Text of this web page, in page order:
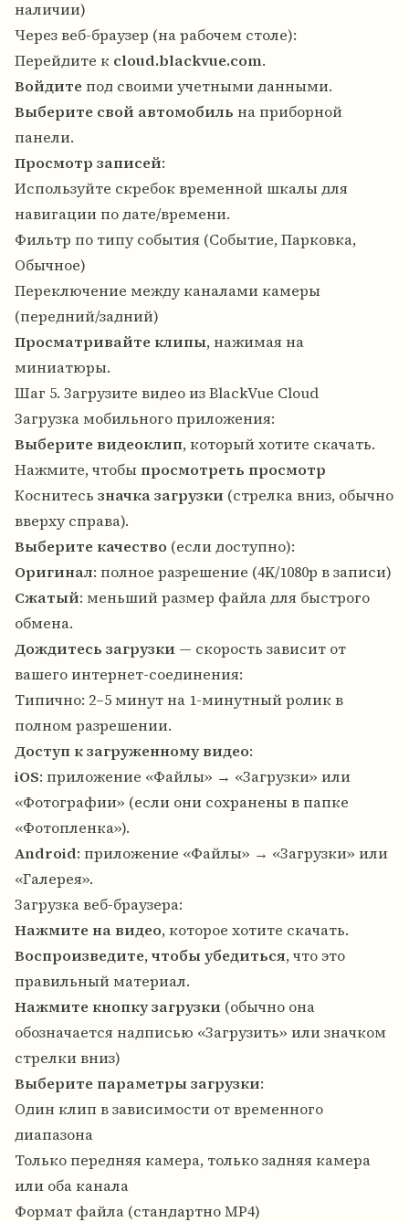
наличии)
Через веб-браузер (на рабочем столе):
Перейдите к cloud.blackvue.com.
Войдите под своими учетными данными.
Выберите свой автомобиль на приборной
панели.
Просмотр записей:
Используйте скребок временной шкалы для
навигации по дате/времени.
Фильтр по типу события (Событие, Парковка,
Обычное)
Переключение между каналами камеры
(передний/задний)
Просматривайте клипы, нажимая на
миниатюры.
Шаг 5. Загрузите видео из BlackVue Cloud
Загрузка мобильного приложения:
Выберите видеоклип, который хотите скачать.
Нажмите, чтобы просмотреть просмотр
Коснитесь значка загрузки (стрелка вниз, обычно
вверху справа).
Выберите качество (если доступно):
Оригинал: полное разрешение (4K/1080p в записи)
Сжатый: меньший размер файла для быстрого
обмена.
Дождитесь загрузки — скорость зависит от
вашего интернет-соединения:
Типично: 2–5 минут на 1-минутный ролик в
полном разрешении.
Доступ к загруженному видео:
iOS: приложение «Файлы» → «Загрузки» или
«Фотографии» (если они сохранены в папке
«Фотопленка»).
Android: приложение «Файлы» → «Загрузки» или
«Галерея».
Загрузка веб-браузера:
Нажмите на видео, которое хотите скачать.
Воспроизведите, чтобы убедиться, что это
правильный материал.
Нажмите кнопку загрузки (обычно она
обозначается надписью «Загрузить» или значком
стрелки вниз)
Выберите параметры загрузки:
Один клип в зависимости от временного
диапазона
Только передняя камера, только задняя камера
или оба канала
Формат файла (стандартно MP4)